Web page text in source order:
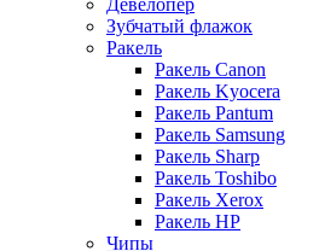
Девелопер
Зубчатый флажок
Ракель
Ракель Canon
Ракель Kyocera
Ракель Pantum
Ракель Samsung
Ракель Sharp
Ракель Toshibo
Ракель Xerox
Ракель НР
Чипы